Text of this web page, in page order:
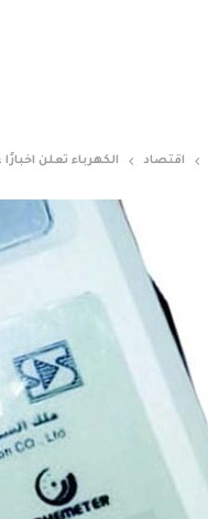
اقتصاد الكهرباء تعلن